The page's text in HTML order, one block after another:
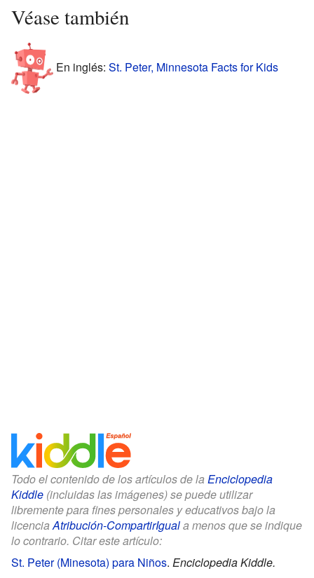
Véase también
En inglés: St. Peter, Minnesota Facts for Kids
Todo el contenido de los artículos de la Enciclopedia
Kiddle (incluidas las imágenes) se puede utilizar
libremente para fines personales y educativos bajo la
licenciaAtribución-CompartirIguala menos que se indique
lo contrario. Citar este artículo:
St. Peter (Minesota) para Niños. Enciclopedia Kiddle.